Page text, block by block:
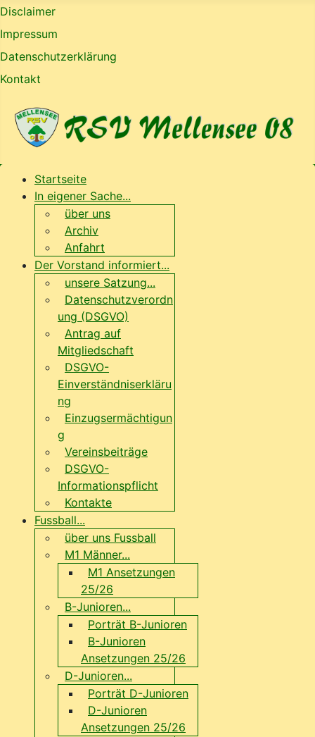
Disclaimer
Impressum
Datenschutzerklärung
Kontakt
Startseite
In eigener Sache...
über uns
Archiv
Anfahrt
Der Vorstand informiert...
unsere Satzung...
Datenschutzverordn
ung (DSGVO)
Antrag auf
Mitgliedschaft
DSGVO-
Einverständniserkläru
ng
Einzugsermächtigun
g
Vereinsbeiträge
DSGVO-
Informationspflicht
Kontakte
Fussball...
über uns Fussball
M1 Männer...
M1 Ansetzungen
25/26
B-Junioren...
Porträt B-Junioren
B-Junioren
Ansetzungen 25/26
D-Junioren...
Porträt D-Junioren
D-Junioren
Ansetzungen 25/26